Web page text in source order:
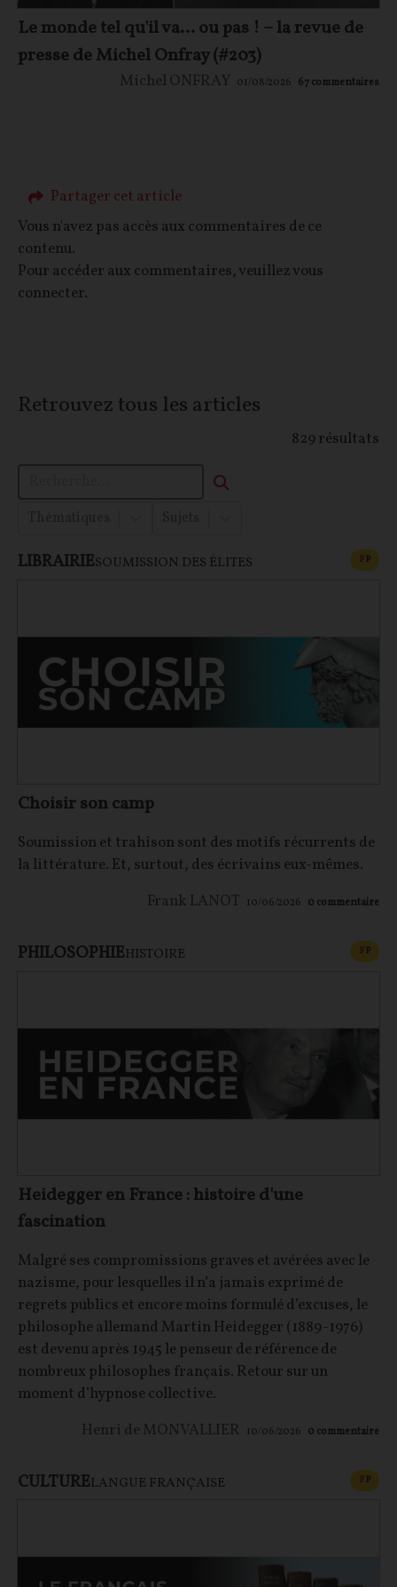
Le monde tel qu'il va… ou pas ! – la revue de
presse de Michel Onfray (#203)
Michel ONFRAY 01/08/2026 67commentaires
Partager cet article
Vous n'avez pas accès aux commentaires de ce
contenu.
Pour accéder aux commentaires, veuillez vous
connecter.
Retrouvez tous les articles
829 résultats
LIBRAIRIESOUMISSION DES ÉLITES FP
Choisir son camp
Soumission et trahison sont des motifs récurrents de
la littérature. Et, surtout, des écrivains eux-mêmes.
Frank LANOT 10/06/2026 0 commentaire
PHILOSOPHIEHISTOIRE FP
Heidegger en France : histoire d'une
fascination
Malgré ses compromissions graves et avérées avec le
nazisme, pour lesquelles il n’a jamais exprimé de
regrets publics et encore moins formulé d’excuses, le
philosophe allemand Martin Heidegger (1889-1976)
est devenu après 1945 le penseur de référence de
nombreux philosophes français. Retour sur un
moment d’hypnose collective.
Henri de MONVALLIER 10/06/2026 0 commentaire
CULTURELANGUE FRANÇAISE FP